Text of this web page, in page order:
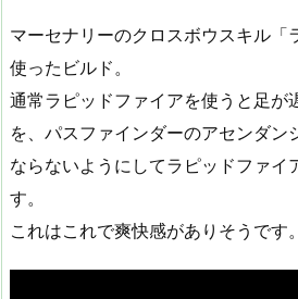
マーセナリーのクロスボウスキル「
使ったビルド。
通常ラピッドファイアを使うと足が
を、パスファインダーのアセンダン
ならないようにしてラピッドファイ
す。
これはこれで爽快感がありそうです。